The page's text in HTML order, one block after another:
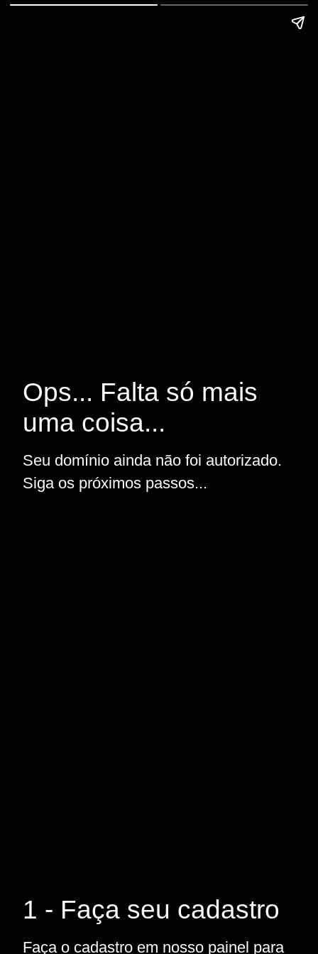
Ops... Falta só mais
uma coisa...
Seu domínio ainda não foi autorizado.
Siga os próximos passos...
1 - Faça seu cadastro
Faça o cadastro em nosso painel para